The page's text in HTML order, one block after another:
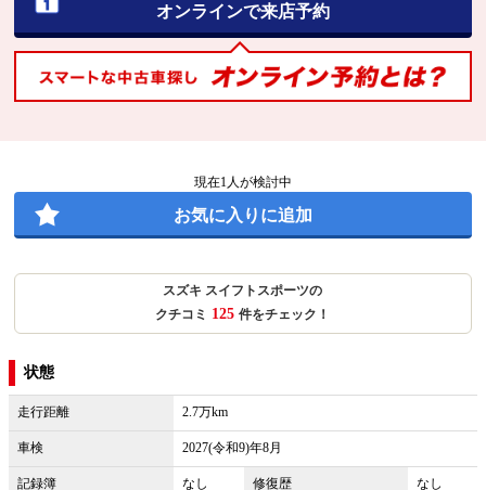
オンラインで来店予約
現在1人が検討中
お気に入りに追加
スズキ スイフトスポーツの
クチコミ 125 件をチェック！
状態
走行距離 2.7万km
車検 2027(令和9)年8月
記録簿 なし 修復歴 なし